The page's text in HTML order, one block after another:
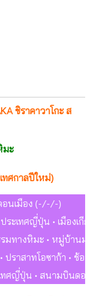
ชิราคาวาโกะ ส
มะ
ศกาลปีใหม่)
อนเมือง (-/-/-)
ระเทศญี่ปุ่น • เมืองเกียว
มทางหิมะ • หมู่บ้านมรด
ปราสาทโอซาก้า • ช้อปปิ้
ศญี่ปุ่น • สนามบินดอนเ